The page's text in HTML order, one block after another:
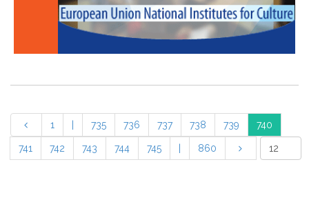
1 735 736 737 738 739 740
741 742 743 744 745 860